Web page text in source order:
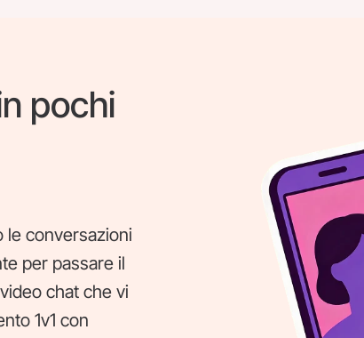
pochi
le conversazioni
per passare il
chat che vi
1v1 con